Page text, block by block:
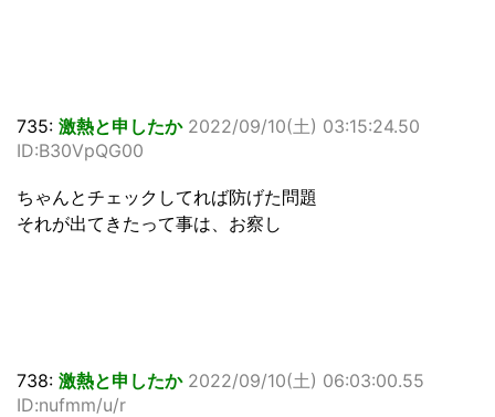
735: 激熱と申したか 2022/09/10(土) 03:15:24.50
ID:B30VpQG00
ちゃんとチェックしてれば防げた問題
それが出てきたって事は、お察し
738: 激熱と申したか 2022/09/10(土) 06:03:00.55
ID:nufmm/u/r